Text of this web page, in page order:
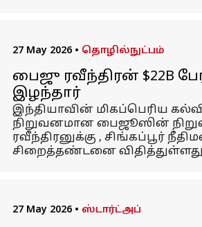
27 May 2026 • தொழில்நுட்பம்
பைஜு ரவீந்திரன் $22B
இழந்தார்
இந்தியாவின் மிகப்பெரிய
நிறுவனமான பைஜூஸின்
ரவீந்திரனுக்கு , சிங்கப்பூர்
சிறைத்தண்டனை
27 May 2026 • ஸ்டார்ட்அப்